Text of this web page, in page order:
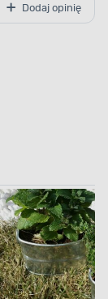
Dodaj opinię